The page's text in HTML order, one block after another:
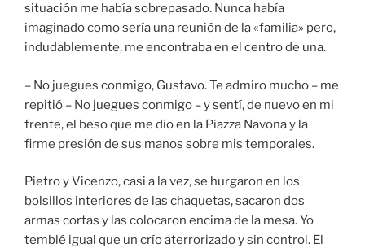
situación me había sobrepasado. Nunca había
imaginado como sería una reunión de la «familia» pero,
indudablemente, me encontraba en el centro de una.
– No juegues conmigo, Gustavo. Te admiro mucho – me
repitió – No juegues conmigo – y sentí, de nuevo en mi
frente, el beso que me dio en la Piazza Navona y la
firme presión de sus manos sobre mis temporales.
Pietro y Vicenzo, casi a la vez, se hurgaron en los
bolsillos interiores de las chaquetas, sacaron dos
armas cortas y las colocaron encima de la mesa. Yo
temblé igual que un crío aterrorizado y sin control. El